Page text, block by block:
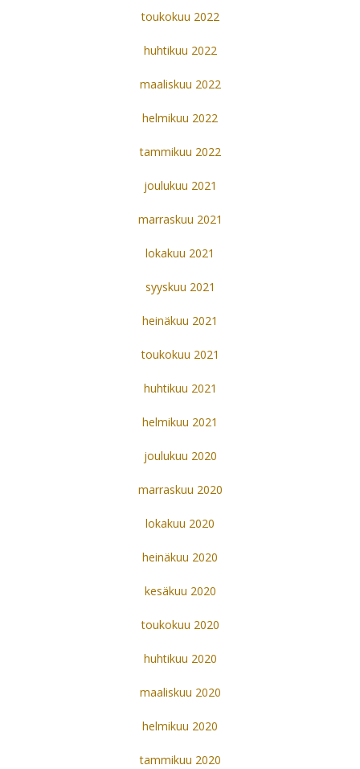
toukokuu 2022
huhtikuu 2022
maaliskuu 2022
helmikuu 2022
tammikuu 2022
joulukuu 2021
marraskuu 2021
lokakuu 2021
syyskuu 2021
heinäkuu 2021
toukokuu 2021
huhtikuu 2021
helmikuu 2021
joulukuu 2020
marraskuu 2020
lokakuu 2020
heinäkuu 2020
kesäkuu 2020
toukokuu 2020
huhtikuu 2020
maaliskuu 2020
helmikuu 2020
tammikuu 2020